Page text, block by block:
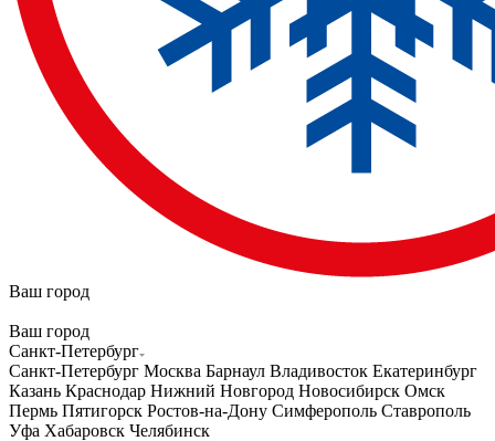
Ваш город
Ваш город
Санкт-Петербург
Санкт-Петербург Москва Барнаул Владивосток Екатеринбург
Казань Краснодар Нижний Новгород Новосибирск Омск
Пермь Пятигорск Ростов-на-Дону Симферополь Ставрополь
Уфа Хабаровск Челябинск